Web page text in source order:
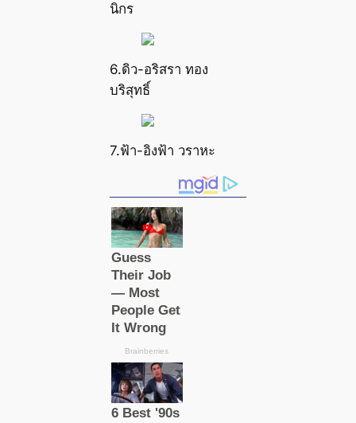
นิกร
6.ดิว-อริสรา ทอง
บริสุทธิ์
7.ฟ้า-อิงฟ้า วราหะ